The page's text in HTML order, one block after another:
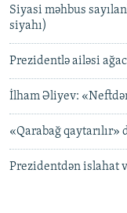
Siyasi məhbus
siyahı)
Prezidentlə ailəsi
İlham Əliyev:
«Qarabağ qaytarılır»
Prezidentdən islahat